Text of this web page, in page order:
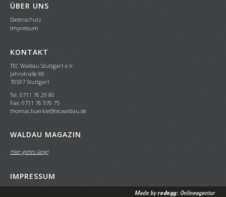
ÜBER UNS
Datenschutz
Impressum
KONTAKT
TEC Waldau Stuttgart e.V.
Jahnstraße 88
70597 Stuttgart
Tel. 0711 76 29 80
Fax. 0711 76 570 75
thomas.buerkle@tecwaldau.de
WALDAU MAGAZIN
Hier gehts lang!
IMPRESSUM